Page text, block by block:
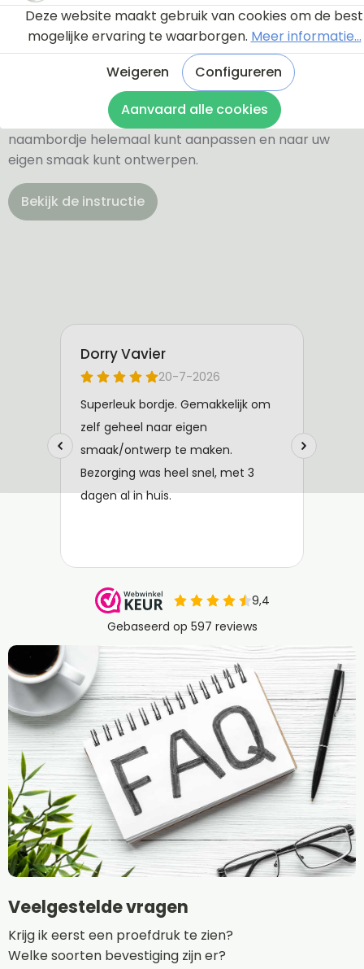
Ontwerptool
Via onderstaande knop komt u bij een instructie en
een tutorial die u een rondleiding geeft door de
ontwerptool. Hierdoor weet u precies hoe u zelf uw
naambordje helemaal kunt aanpassen en naar uw
eigen smaak kunt ontwerpen.
Bekijk de instructie
Veelgestelde vragen
Krijg ik eerst een proefdruk te zien?
Welke soorten bevestiging zijn er?
Deze website maakt gebruik van cookies om de best
mogelijke ervaring te waarborgen. Meer informatie...
Weigeren
Configureren
Aanvaard alle cookies